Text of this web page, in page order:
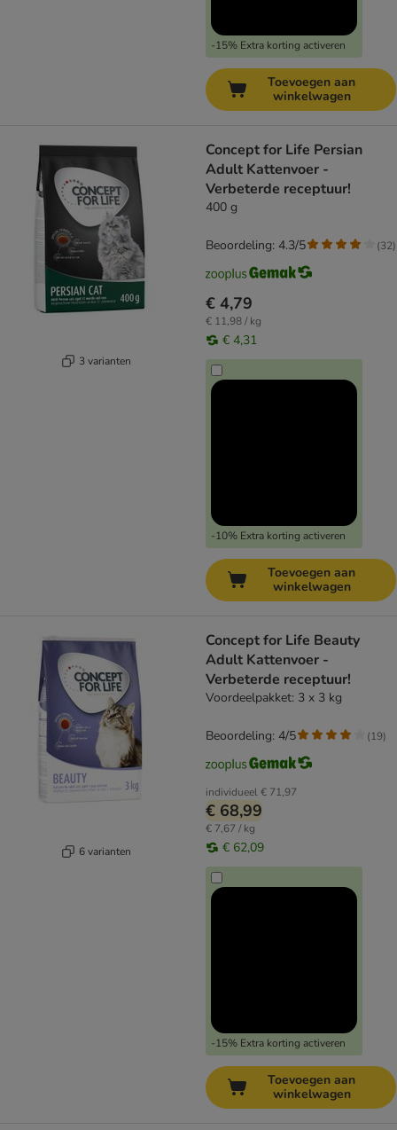
-15% Extra korting activeren
Toevoegen aan
winkelwagen
3 varianten
Concept for Life Persian
Adult Kattenvoer -
Verbeterde receptuur!
400 g
€ 4,79
€ 11,98 / kg
€ 4,31
-10% Extra korting activeren
Beoordeling: 4.3/5 (32)
Toevoegen aan
winkelwagen
6 varianten
Concept for Life Beauty
Adult Kattenvoer -
Verbeterde receptuur!
Voordeelpakket: 3 x 3 kg
individueel€ 71,97
€ 68,99
€ 7,67 / kg
€ 62,09
-15% Extra korting activeren
Beoordeling: 4/5 (19)
Toevoegen aan
winkelwagen